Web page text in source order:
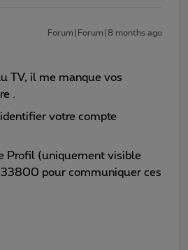
Forum|Forum|8 months ago
TV, il me manque vos
.
votre compte
Profil (uniquement visible
pour communiquer ces